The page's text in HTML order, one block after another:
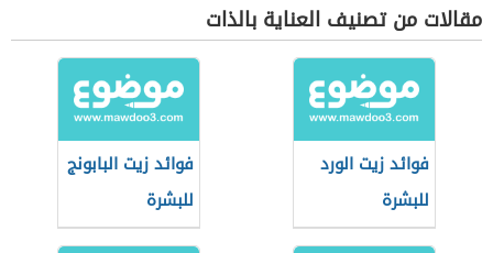
مقالات من تصنيف العناية بالذات
فوائد زيت الورد
للبشرة
فوائد زيت البابونج
للبشرة